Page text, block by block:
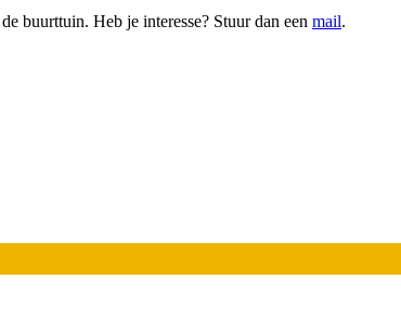
buurttuin. Heb je interesse? Stuur dan een mail.